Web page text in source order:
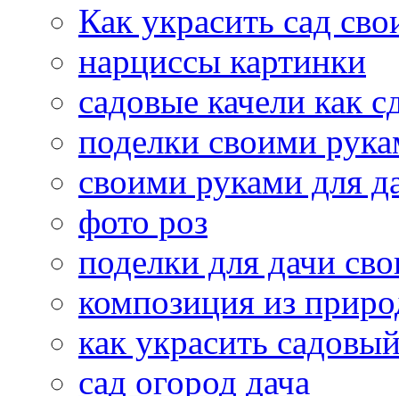
Как украсить сад
нарциссы картинки
садовые качели как
поделки своими
своими руками для
фото роз
поделки для дачи
композиция из
как украсить
сад огород дача